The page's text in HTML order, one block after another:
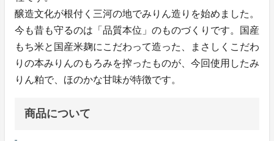
醸造文化が根付く三河の地でみりん造りを始めました。
今も昔も守るのは「品質本位」のものづくりです。国産
もち米と国産米麹にこだわって造った、まさしくこだわ
りの本みりんのもろみを搾ったものが、今回使用したみ
りん粕で、ほのかな甘味が特徴です。
商品について